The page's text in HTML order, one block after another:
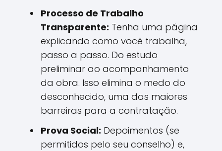
Processo de Trabalho
Transparente: Tenha uma página
explicando como você trabalha,
passo a passo. Do estudo
preliminar ao acompanhamento
da obra. Isso elimina o medo do
desconhecido, uma das maiores
barreiras para a contratação.
Prova Social: Depoimentos (se
permitidos pelo seu conselho) e,